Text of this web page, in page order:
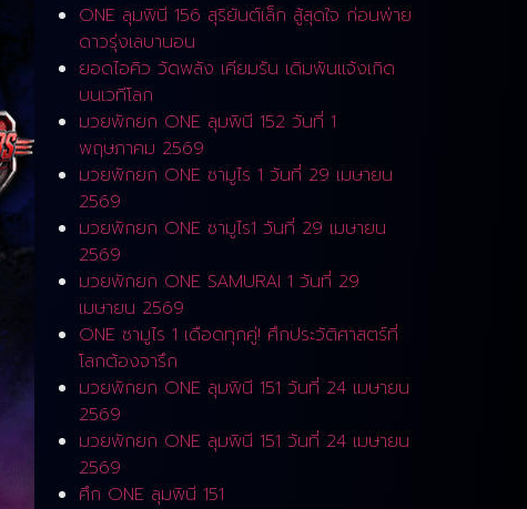
ONE ลุมพินี 156 สุริยันต์เล็ก สู้สุดใจ ก่อนพ่าย
ดาวรุ่งเลบานอน
ยอดไอคิว วัดพลัง เคียมรัน เดิมพันแจ้งเกิด
บนเวทีโลก
มวยพักยก ONE ลุมพินี 152 วันที่ 1
พฤษภาคม 2569
มวยพักยก ONE ซามูไร 1 วันที่ 29 เมษายน
2569
มวยพักยก ONE ซามูไร1 วันที่ 29 เมษายน
2569
มวยพักยก ONE SAMURAI 1 วันที่ 29
เมษายน 2569
ONE ซามูไร 1 เดือดทุกคู่! ศึกประวัติศาสตร์ที่
โลกต้องจารึก
มวยพักยก ONE ลุมพินี 151 วันที่ 24 เมษายน
2569
มวยพักยก ONE ลุมพินี 151 วันที่ 24 เมษายน
2569
ศึก ONE ลุมพินี 151